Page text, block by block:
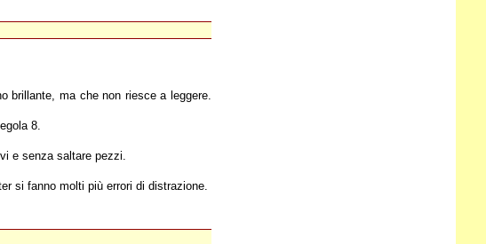
brillante, ma che non riesce a leggere.
8.
e senza saltare pezzi.
si fanno molti più errori di distrazione.